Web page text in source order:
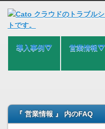
導入事例⛛ 営業情報⛛
『 営業情報 』 内のFAQ